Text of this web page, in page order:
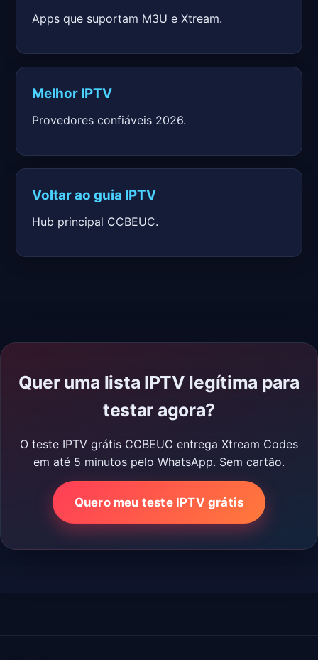
Apps que suportam M3U e Xtream.
Melhor IPTV
Provedores confiáveis 2026.
Voltar ao guia IPTV
Hub principal CCBEUC.
Quer uma lista IPTV legítima para
testar agora?
O teste IPTV grátis CCBEUC entrega Xtream Codes
em até 5 minutos pelo WhatsApp. Sem cartão.
Quero meu teste IPTV grátis